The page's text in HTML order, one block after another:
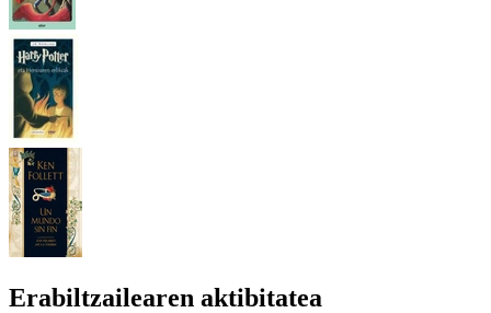
Erabiltzailearen aktibitatea